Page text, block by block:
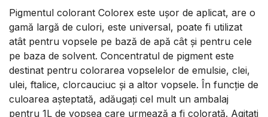
Pigmentul colorant Colorex este ușor de aplicat, are o
gamă largă de culori, este universal, poate fi utilizat
atât pentru vopsele pe bază de apă cât și pentru cele
pe baza de solvent. Concentratul de pigment este
destinat pentru colorarea vopselelor de emulsie, clei,
ulei, ftalice, clorcauciuc și a altor vopsele. În funcție de
culoarea așteptată, adăugați cel mult un ambalaj
pentru 1L de vopsea care urmează a fi colorată. Agitați